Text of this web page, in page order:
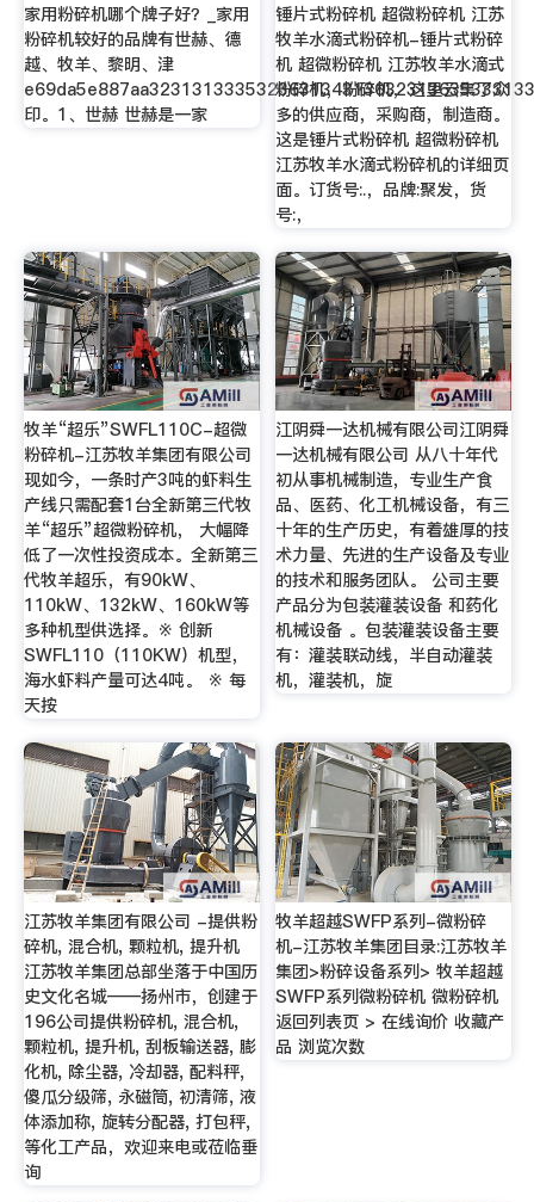
家用粉碎机哪个牌子好？_家用
粉碎机较好的品牌有世赫、德
越、牧羊、黎明、津
印。1、世赫 世赫是一家
锤片式粉碎机 超微粉碎机 江苏
牧羊水滴式粉碎机-锤片式粉碎
机 超微粉碎机 江苏牧羊水滴式
粉碎机，粉碎机，这里云集了众
多的供应商，采购商，制造商。
这是锤片式粉碎机 超微粉碎机
江苏牧羊水滴式粉碎机的详细页
面。订货号:.，品牌:聚发，货
号:，
牧羊“超乐”SWFL110C-超微
粉碎机-江苏牧羊集团有限公司
现如今，一条时产3吨的虾料生
产线只需配套1台全新第三代牧
羊“超乐”超微粉碎机， 大幅降
低了一次性投资成本。全新第三
代牧羊超乐，有90kW、
110kW、132kW、160kW等
多种机型供选择。※ 创新
SWFL110（110KW）机型，
海水虾料产量可达4吨。 ※ 每
天按
江阴舜一达机械有限公司江阴舜
一达机械有限公司 从八十年代
初从事机械制造，专业生产食
品、医药、化工机械设备，有三
十年的生产历史，有着雄厚的技
术力量、先进的生产设备及专业
的技术和服务团队。 公司主要
产品分为包装灌装设备 和药化
机械设备 。包装灌装设备主要
有：灌装联动线，半自动灌装
机，灌装机，旋
江苏牧羊集团有限公司 -提供粉
碎机, 混合机, 颗粒机, 提升机
江苏牧羊集团总部坐落于中国历
史文化名城——扬州市，创建于
196公司提供粉碎机, 混合机,
颗粒机, 提升机, 刮板输送器, 膨
化机, 除尘器, 冷却器, 配料秤,
傻瓜分级筛, 永磁筒, 初清筛, 液
体添加称, 旋转分配器, 打包秤,
等化工产品，欢迎来电或莅临垂
询
牧羊超越SWFP系列-微粉碎
机-江苏牧羊集团目录:江苏牧羊
集团>粉碎设备系列> 牧羊超越
SWFP系列微粉碎机 微粉碎机
返回列表页 > 在线询价 收藏产
品 浏览次数